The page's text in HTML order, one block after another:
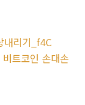
내리기_f4C
트코인 손대손